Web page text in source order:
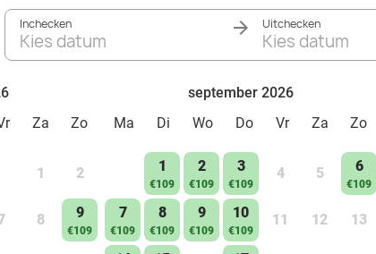
Inchecken
Kies datum
Uitchecken
Kies datum
Za Zo
1 2
8 9
€109
september 2026
Ma
Di Wo Do Vr Za Zo
1
€109
2
€109
3
€109
4 5 6
€109
7
€109
8
€109
9
€109
10
€109
11 12 13